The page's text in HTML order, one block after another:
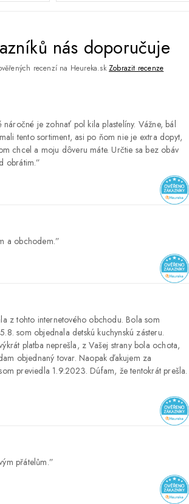
nás doporučuje
recenzí na Heureka.sk Zobrazit recenze
je zohnať pol kila plastelíny. Vážne, bál
tento sortiment, asi po ňom nie je extra dopyt,
chcel a moju dôveru máte. Určtie sa bez obáv
obrátim.
a obchodem.
z tohto internetového obchodu. Bola som
som objednala detskú kuchynskú zásteru.
platba neprešla, z Vašej strany bola ochota,
objednaný tovar. Naopak ďakujem za
previedla 1.9.2023. Dúfam, že tentokrát prešla.
přátelům.